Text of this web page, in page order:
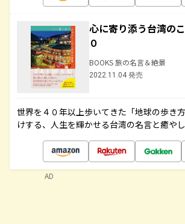
心に寄り添う台湾の
０
BOOKS 旅の名言＆絶景
2022.11.04 発売
世界を４０年以上歩いてきた「地球の歩き
けする、人生を輝かせる台湾の名言と癒や
AD